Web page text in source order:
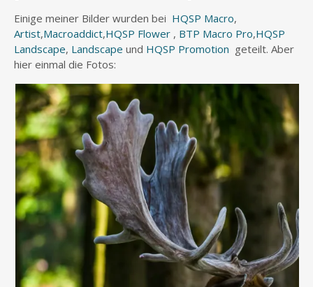
Einige meiner Bilder wurden bei HQSP Macro,
Artist,Macroaddict,HQSP Flower , BTP Macro Pro,HQSP
Landscape, Landscape und HQSP Promotion geteilt. Aber
hier einmal die Fotos: